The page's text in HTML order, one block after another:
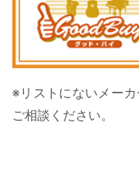
※リストにないメー
ご相談ください。